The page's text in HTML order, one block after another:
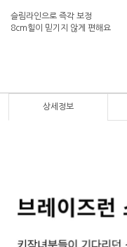
슬림라인으로 즉각 보정
8cm힐이 믿기지 않게 편해요
상세정보